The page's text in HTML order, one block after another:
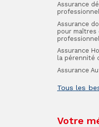
Assurance
Assurance
pour maîtres
Assurance
la pérennité
Assurance
Tous les
Votre